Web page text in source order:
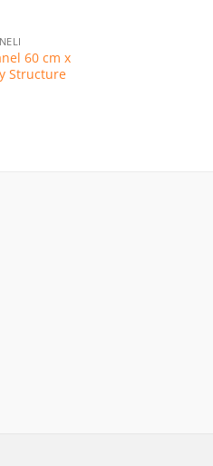
60 cm x
Structure